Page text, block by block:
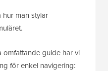
man stylar
omfattande guide har vi
för enkel navigering: